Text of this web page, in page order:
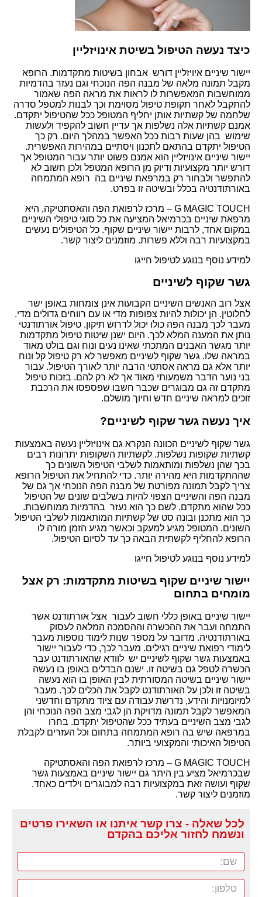
כיצד נעשה הטיפול בשיטת אינויזליין
יישור שיניים איויזליין דורש אבחון בשיטות מתקדמות. הרופא
מקבל תמונה מלאה של מבנה הפה הנוכחי וגם נעזר בהדמיות
ממוחשבות המאפשרות לו לראות את מראה הפה שאמור
להתקבל לאחר תקופת טיפול מסוימת וכך לבנות למטפל סדרה
שלחמה של קשתיות אותן יחליף המטופל ככל שהטיפול יתקדם.
אמנם קשתיות אלה נשלפות אך עדיין חשוב להקפיד ולעשות
שימוש בהן שעות רבות ככל האפשר במהלך היום. רק כך
הטיפול יתקדם בהתאם לתכנון ויסתיים במהירות האפשרית.
יישור שיניים אינויזליין הוא אמנם פשוט יותר עבור המטופל אך
דורש יותר מקצועיות ודיוק מן הרופא המטפל ולכן חשוב לא
להתפשר ולבחור רק במרפאת שיניים בה רופא המתמחה
באורתודנטיה בכלל ובשיטה זו בפרט.
G MAGIC TOUCH – מרכז לרפואת הפה והאסתטיקה, היא
מרפאת שיניים בכרמיאל המציעה את כל סוגי טיפולי השיניים
במקום אחד, לרבות יישור שיניים שקוף. כל הטיפולים נעשים
במקצועיות רבה וללא פשרות. מוזמנים ליצור קשר.
למידע נוסף בנוגע לטיפול חייגו
גשר שקוף לשיניים
אצל רוב האנשים השיניים הקבועות אינן צומחות באופן ישר
לחלוטין. הן יכולות להיות צפופות מדי או עם רווחים גדולים מדי.
מעבר לכך מבנה הפה כולו יכול לדרוש תיקון. טיפול אורתודנטי
נותן את המענה המלא לכך. היום ישנן שיטות טיפול מתקדמות
יותר מגשר האבנים המתכתי שאינו נעים ונוח וגם בולט מאוד
במראה שלו. גשר שקוף לשיניים מאפשר לא רק טיפול קל ונוח
יותר אלא גם מראה אסתטי הרבה יותר לאורך הטיפול. עבור
בני נוער הדבר משמעותי מאוד אך לא רק להם. בזכות טיפול
מתקדם זה גם מבוגרים שכבר חשבו שפספסו את הרכבת
זוכים למראה שיניים חדש וחיוך מושלם.
איך נעשה גשר שקוף לשיניים?
גשר שקוף לשיניים הכוונה הנקרא גם אינויזליין נעשה באמצעות
קשתיות שקופות נשלפות. לקשתיות השקופות יתרונות רבים
בכך שהן נשלפות ומותאמות לשלבי הטיפול השונים כך
שההתקדמות היא מהירה יותר. כדי להתחיל את הטיפול הרופא
צריך לקבל תמונה מפורטת של מבנה הפה הנוכחי אך גם של
מבנה הפה והשיניים הצפוי להיות בשלבים שונים של הטיפול
ככל שהוא מתקדם. לשם כך הוא נעזר בהדמיות ממוחשבות.
כך הוא מתכנן ובונה סט של קשתיות המותאמות לשלבי הטיפול
השונים. המטופל מגיע למעקב וכאשר מגיע הזמן מורה לו
הרופא להחליף לקשתית הבאה כך עד לסיום הטיפול.
למידע נוסף בנוגע לטיפול חייגו
יישור שיניים שקוף בשיטות מתקדמות: רק אצל
מומחים בתחום
יישור שיניים באופן כללי חשוב לעבור אצל אורתודנט אשר
התמחה ועבר את ההכשרה וההסמכה המלאה לעסוק
באורתודנטיה. מדובר על מספר שנות לימוד נוספות מעבר
לימודי רפואת שיניים רגילים. מעבר לכך, כדי לעבור יישור
באמצעות גשר שקוף לשיניים יש לוודא שהאורתודנט עבר
הכשרה לטפל גם בשיטה זו. ישנם הבדלים באופן בו נעשה
יישור שיניים בשיטה המסורתית לבין האופן בו הוא נעשה
בשיטה זו ולכן על האורתודנט לקבל את הכלים לכך. מעבר
למיומנויות והידע, נדרשת עבודה עם ציוד מתקדם וחדשני
המאפשר לקבל תמונה מדויקת הן לגבי מצב הפה הנוכחי והן
לגבי מצב השיניים בעתיד ככל שהטיפול יתקדם. בחרו
במרפאה שיש בה רופא המתמחה בתחום וכל העזרים לקבלת
הטיפול האיכותי והמקצועי ביותר.
G MAGIC TOUCH – מרכז לרפואת הפה והאסתטיקה
שבכרמיאל מציע בין היתר גם יישור שיניים באמצעות גשר
שקוף ועושה זאת במקצועיות רבה למבוגרים וילדים כאחד.
מוזמנים ליצור קשר.
לכל שאלה - צרו קשר איתנו או השאירו פרטים
ונשמח לחזור אליכם בהקדם